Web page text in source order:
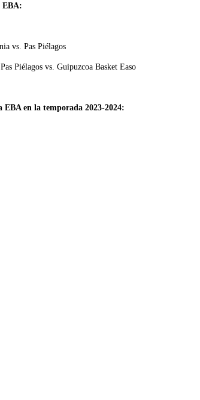
EBA:
vs. Pas Piélagos
Piélagos vs. Guipuzcoa Basket Easo
en la temporada 2023-2024: